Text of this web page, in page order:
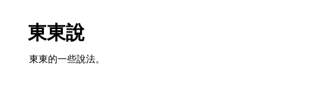
東東說
東東的一些說法。